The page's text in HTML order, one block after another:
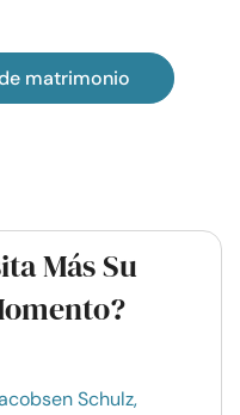
matrimonio
Más Su
Schulz,